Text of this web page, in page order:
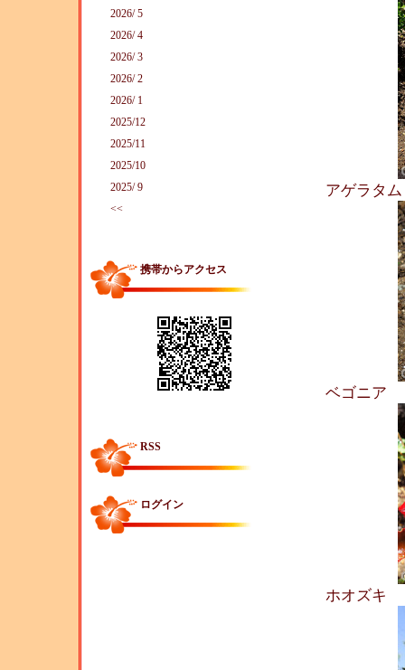
2026/ 5
2026/ 4
2026/ 3
2026/ 2
2026/ 1
2025/12
2025/11
2025/10
2025/ 9
<<
携帯からアクセス
RSS
ログイン
アゲラタ
ベゴニア
ホオズキ